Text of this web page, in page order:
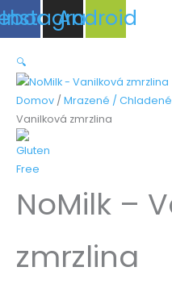
Instagram
Android
🔍
Domov / Mrazené / Chladené
Vanilková zmrzlina
NoMilk –
zmrzlina